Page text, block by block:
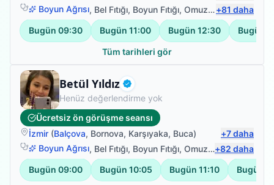
Boyun Ağrısı, Bel Fıtığı, Boyun Fıtığı, Omuz Bağ Yaralanması +81 daha
Bugün 09:30 Bugün 11:00 Bugün 12:30 Bugün
Tüm tarihleri gör
Betül Yıldız Doğrulanmış
Fizyoterapist
Henüz değerlendirme yok
Ücretsiz ön görüşme seansı
İzmir (Balçova, Bornova, Karşıyaka, Buca) +7daha
Boyun Ağrısı, Bel Fıtığı, Boyun Fıtığı, Omuz Bağ Yaralanması +82 daha
Bugün 09:00 Bugün 10:05 Bugün 11:10 Bugün